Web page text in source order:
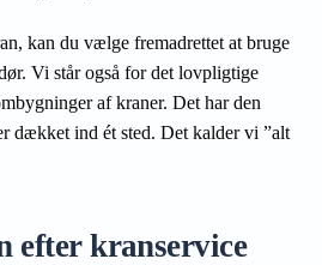
kan du vælge fremadrettet at bruge
Vi står også for det lovpligtige
af kraner. Det har den
dækket ind ét sted. Det kalder vi ”alt
efter kranservice